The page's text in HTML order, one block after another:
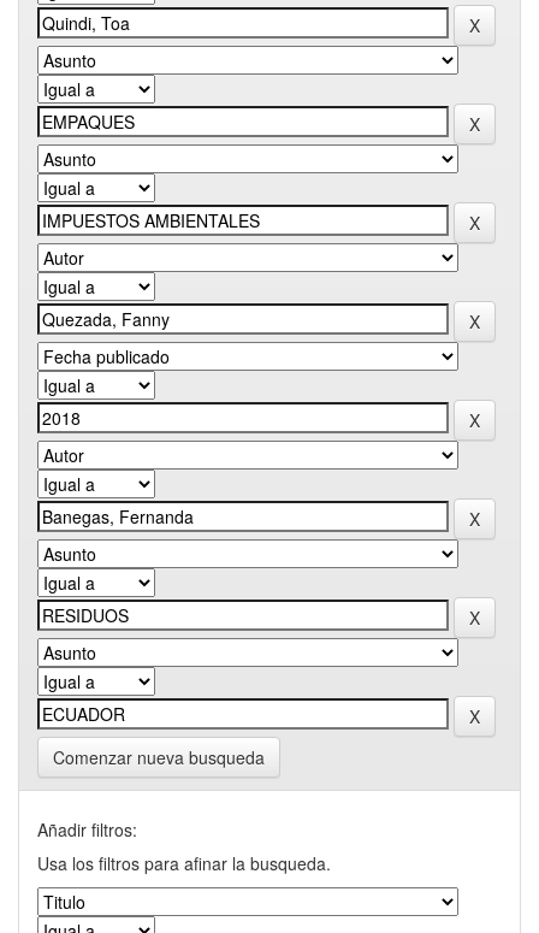
Comenzar nueva busqueda
Añadir filtros:
Usa los filtros para afinar la busqueda.